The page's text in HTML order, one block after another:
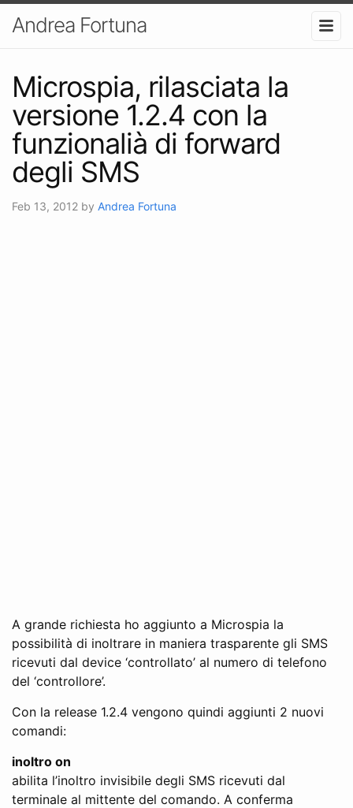
Andrea Fortuna
Microspia, rilasciata la
versione 1.2.4 con la
funzionalià di forward
degli SMS
Feb 13, 2012 by Andrea Fortuna
A grande richiesta ho aggiunto a Microspia la
possibilità di inoltrare in maniera trasparente gli SMS
ricevuti dal device ‘controllato’ al numero di telefono
del ‘controllore’.
Con la release 1.2.4 vengono quindi aggiunti 2 nuovi
comandi:
inoltro on
abilita l’inoltro invisibile degli SMS ricevuti dal
terminale al mittente del comando. A conferma